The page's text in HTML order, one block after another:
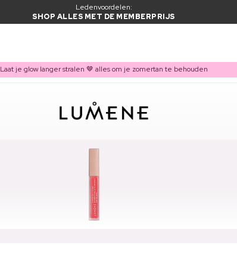
Ledenvoordelen:
SHOP ALLES MET DE MEMBERPRIJS
Laat je glow langer stralen 🤎 alles om je zomertan te behouden